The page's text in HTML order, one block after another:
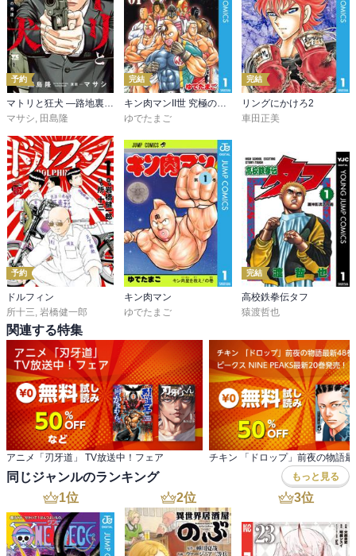
予約
マサシ 田島隆
完結
ゆでたまご
完結
リングにかけろ2
車田正美
予約
ドルフィン
所十三, 岩橋健一郎
キン肉マン
ゆでたまご
完結
高校鉄拳伝タフ
猿渡哲也
関連する特集
アニメ「刃牙道」 TV放送中！フェア
同じジャンルのランキング もっと見る
1位 2位 3位